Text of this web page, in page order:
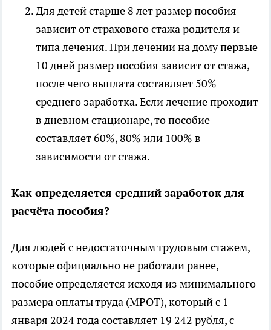
Для детей старше 8 лет размер пособия
зависит от страхового стажа родителя и
типа лечения. При лечении на дому первые
10 дней размер пособия зависит от стажа,
после чего выплата составляет 50%
среднего заработка. Если лечение проходит
в дневном стационаре, то пособие
составляет 60%, 80% или 100% в
зависимости от стажа.
Как определяется средний заработок для
расчёта пособия?
Для людей с недостаточным трудовым стажем,
которые официально не работали ранее,
пособие определяется исходя из минимального
размера оплаты труда (МРОТ), который с 1
января 2024 года составляет 19 242 рубля, с